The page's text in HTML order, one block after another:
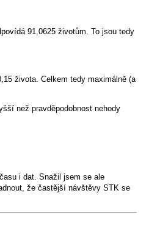
91,0625 životům. To jsou tedy
života. Celkem tedy maximálně (a
než pravděpodobnost nehody
i dat. Snažil jsem se ale
že častější návštěvy STK se